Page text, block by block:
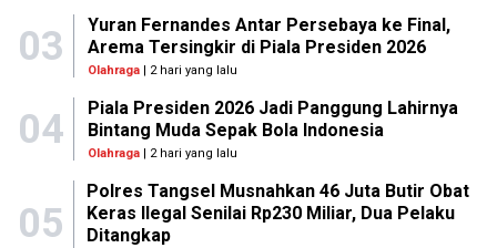
03
Yuran Fernandes Antar Persebaya ke Final,
Arema Tersingkir di Piala Presiden 2026
Olahraga| 2 hari yang lalu
04
Piala Presiden 2026 Jadi Panggung Lahirnya
Bintang Muda Sepak Bola Indonesia
Olahraga| 2 hari yang lalu
05
Polres Tangsel Musnahkan 46 Juta Butir Obat
Keras Ilegal Senilai Rp230 Miliar, Dua Pelaku
Ditangkap